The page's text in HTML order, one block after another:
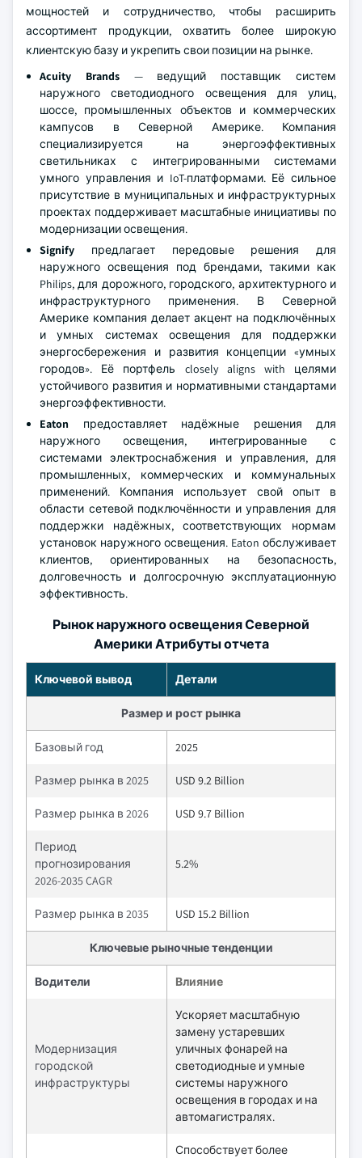
мощностей и сотрудничество, чтобы расширить
ассортимент продукции, охватить более широкую
клиентскую базу и укрепить свои позиции на рынке.
Acuity Brands— ведущий поставщик систем
наружного светодиодного освещения для улиц,
шоссе, промышленных объектов и коммерческих
кампусов в Северной Америке. Компания
специализируется на энергоэффективных
светильниках с интегрированными системами
умного управления и IoT-платформами. Её сильное
присутствие в муниципальных и инфраструктурных
проектах поддерживает масштабные инициативы по
модернизации освещения.
Signify предлагает передовые решения для
наружного освещения под брендами, такими как
Philips, для дорожного, городского, архитектурного и
инфраструктурного применения. В Северной
Америке компания делает акцент на подключённых
и умных системах освещения для поддержки
энергосбережения и развития концепции «умных
городов». Её портфель closely aligns with целями
устойчивого развития и нормативными стандартами
энергоэффективности.
Eaton предоставляет надёжные решения для
наружного освещения, интегрированные с
системами электроснабжения и управления, для
промышленных, коммерческих и коммунальных
применений. Компания использует свой опыт в
области сетевой подключённости и управления для
поддержки надёжных, соответствующих нормам
установок наружного освещения. Eaton обслуживает
клиентов, ориентированных на безопасность,
долговечность и долгосрочную эксплуатационную
эффективность.
Рынок наружного освещения Северной
Америки Атрибуты отчета
Ключевой вывод Детали
Размер и рост рынка
Базовый год 2025
Размер рынка в 2025 USD 9.2 Billion
Размер рынка в 2026 USD 9.7 Billion
Период
прогнозирования
2026-2035 CAGR
5.2%
Размер рынка в 2035 USD 15.2 Billion
Ключевые рыночные тенденции
Водители Влияние
Модернизация
городской
инфраструктуры
Ускоряет масштабную
замену устаревших
уличных фонарей на
светодиодные и умные
системы наружного
освещения в городах и на
автомагистралях.
Способствует более